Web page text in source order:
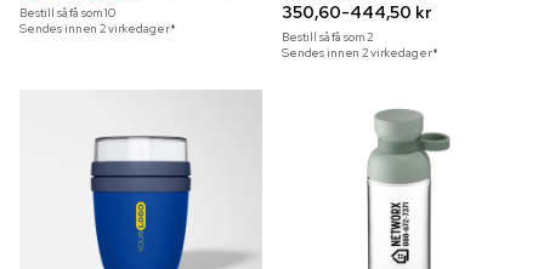
Bestill så få som10
Sendes innen 2 virkedager*
350,60-444,50 kr
Bestill så få som2
Sendes innen 2 virkedager*